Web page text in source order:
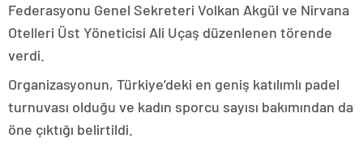
Federasyonu Genel Sekreteri Volkan Akgül ve Nirvana
Otelleri Üst Yöneticisi Ali Uçaş düzenlenen törende
verdi.
Organizasyonun, Türkiye’deki en geniş katılımlı padel
turnuvası olduğu ve kadın sporcu sayısı bakımından da
öne çıktığı belirtildi.